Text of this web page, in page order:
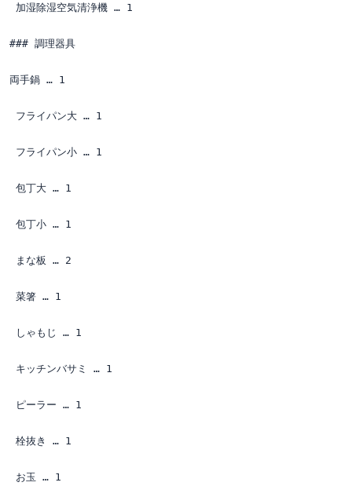
加湿除湿空気清浄機 … 1
### 調理器具
両手鍋 … 1
フライパン大 … 1
フライパン小 … 1
包丁大 … 1
包丁小 … 1
まな板 … 2
菜箸 … 1
しゃもじ … 1
キッチンバサミ … 1
ピーラー … 1
栓抜き … 1
お玉 … 1